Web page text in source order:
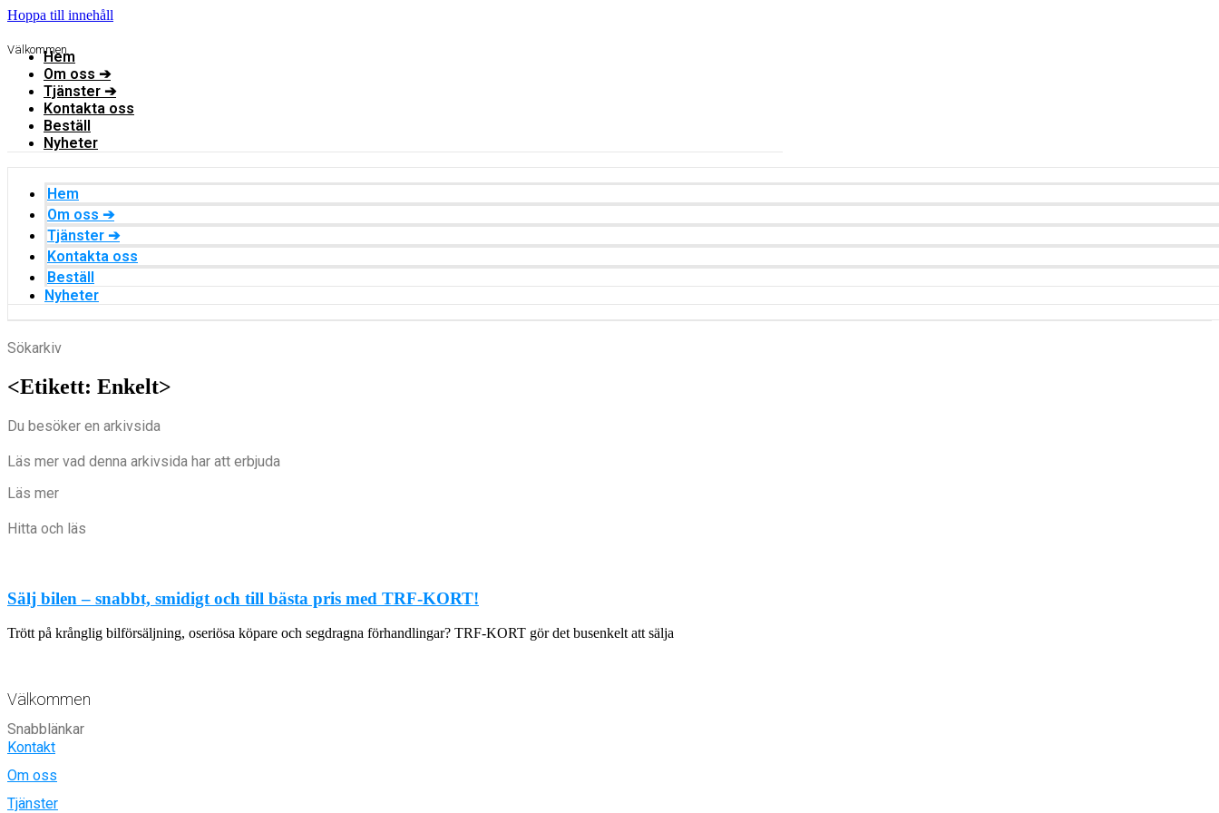
Hoppa till innehåll
Välkommen
Hem
Om oss ➔
Tjänster ➔
Kontakta oss
Beställ
Nyheter
Hem
Om oss ➔
Tjänster ➔
Kontakta oss
Beställ
Nyheter
Sökarkiv
<Etikett: Enkelt>
Du besöker en arkivsida
Läs mer vad denna arkivsida har att erbjuda
Läs mer
Hitta och läs
Sälj bilen – snabbt, smidigt och till bästa pris med TRF-KORT!
Trött på krånglig bilförsäljning, oseriösa köpare och segdragna förhandlingar? TRF-KORT gör det busenkelt att sälja
Välkommen
Snabblänkar
Kontakt
Om oss
Tjänster